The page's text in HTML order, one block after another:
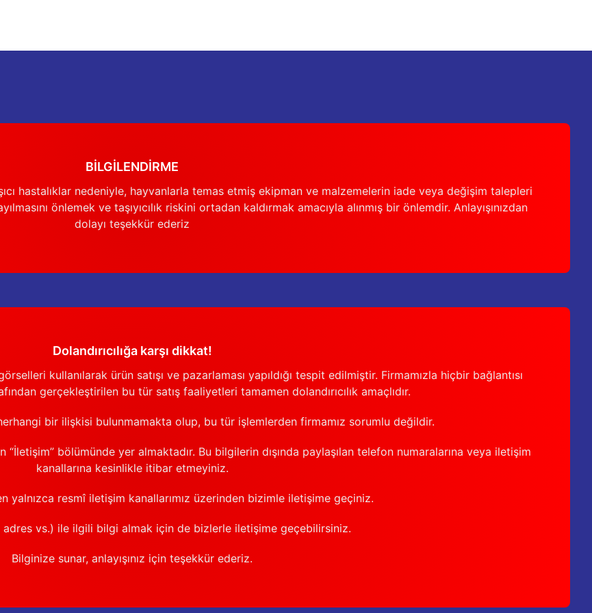
BİLGİLENDİRME
hastalıklar nedeniyle, hayvanlarla temas etmiş ekipman ve malzemelerin iade veya değişim talepleri
önlemek ve taşıyıcılık riskini ortadan kaldırmak amacıyla alınmış bir önlemdir. Anlayışınızdan
dolayı teşekkür ederiz
Dolandırıcılığa karşı dikkat!
kullanılarak ürün satışı ve pazarlaması yapıldığı tespit edilmiştir. Firmamızla hiçbir bağlantısı
gerçekleştirilen bu tür satış faaliyetleri tamamen dolandırıcılık amaçlıdır.
bir ilişkisi bulunmamakta olup, bu tür işlemlerden firmamız sorumlu değildir.
bölümünde yer almaktadır. Bu bilgilerin dışında paylaşılan telefon numaralarına veya iletişim
kanallarına kesinlikle itibar etmeyiniz.
yalnızca resmî iletişim kanallarımız üzerinden bizimle iletişime geçiniz.
adres vs.) ile ilgili bilgi almak için de bizlerle iletişime geçebilirsiniz.
Bilginize sunar, anlayışınız için teşekkür ederiz.